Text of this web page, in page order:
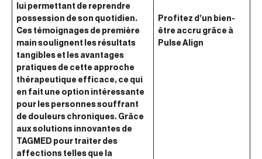
lui permettant de reprendre
possession de son quotidien.
Ces témoignages de première
main soulignent les résultats
tangibles et les avantages
pratiques de cette approche
thérapeutique efficace, ce qui
en fait une option intéressante
pour les personnes souffrant
de douleurs chroniques. Grâce
aux solutions innovantes de
TAGMED pour traiter des
affections telles que la
Profitez d’un bien-
être accru grâce à
Pulse Align